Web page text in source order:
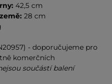
42,5 cm
28 cm
- doporučujeme pro
komerčních
součástí balení